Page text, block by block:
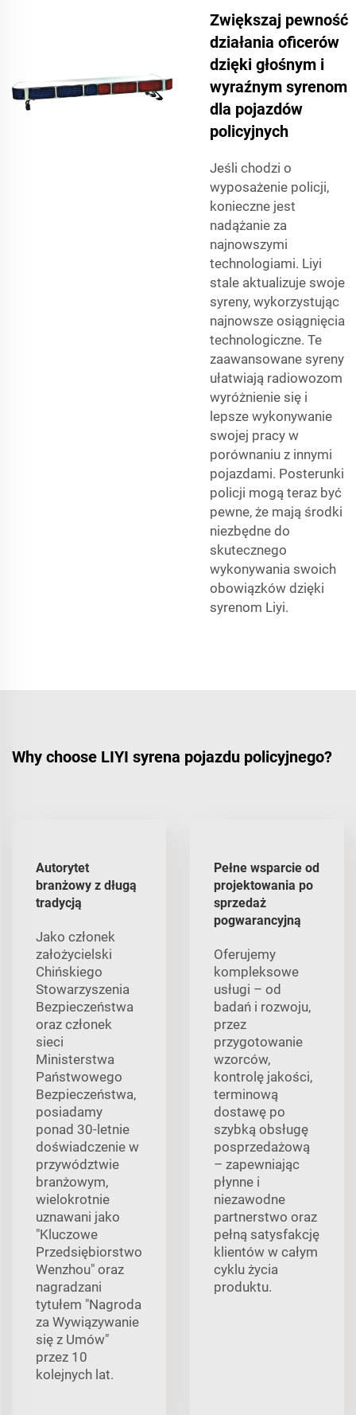
Zwiększaj pewność
działania oficerów
dzięki głośnym i
wyraźnym syrenom
dla pojazdów
policyjnych
Jeśli chodzi o
wyposażenie policji,
konieczne jest
nadążanie za
najnowszymi
technologiami. Liyi
stale aktualizuje swoje
syreny, wykorzystując
najnowsze osiągnięcia
technologiczne. Te
zaawansowane syreny
ułatwiają radiowozom
wyróżnienie się i
lepsze wykonywanie
swojej pracy w
porównaniu z innymi
pojazdami. Posterunki
policji mogą teraz być
pewne, że mają środki
niezbędne do
skutecznego
wykonywania swoich
obowiązków dzięki
syrenom Liyi.
Why choose LIYI syrena pojazdu policyjnego?
Autorytet
branżowy z długą
tradycją
Jako członek
założycielski
Chińskiego
Stowarzyszenia
Bezpieczeństwa
oraz członek
sieci
Ministerstwa
Państwowego
Bezpieczeństwa,
posiadamy
ponad 30-letnie
doświadczenie w
przywództwie
branżowym,
wielokrotnie
uznawani jako
"Kluczowe
Przedsiębiorstwo
Wenzhou" oraz
nagradzani
tytułem "Nagroda
za Wywiązywanie
się z Umów"
przez 10
kolejnych lat.
Pełne wsparcie od
projektowania po
sprzedaż
pogwarancyjną
Oferujemy
kompleksowe
usługi – od
badań i rozwoju,
przez
przygotowanie
wzorców,
kontrolę jakości,
terminową
dostawę po
szybką obsługę
posprzedażową
– zapewniając
płynne i
niezawodne
partnerstwo oraz
pełną satysfakcję
klientów w całym
cyklu życia
produktu.